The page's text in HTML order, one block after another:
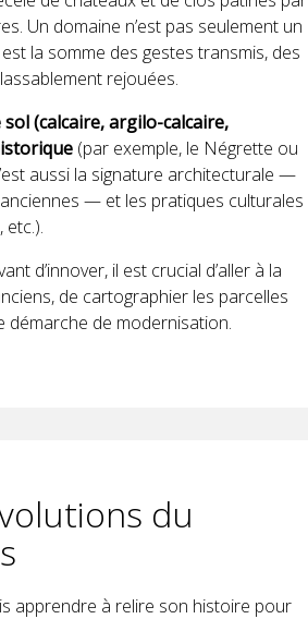
Un domaine n’est pas seulement un
la somme des gestes transmis, des
rejouées.
sol (calcaire, argilo-calcaire,
(par exemple, le Négrette ou
aussi la signature architecturale —
— et les pratiques culturales
d’innover, il est crucial d’aller à la
de cartographier les parcelles
démarche de modernisation.
du
apprendre à relire son histoire pour